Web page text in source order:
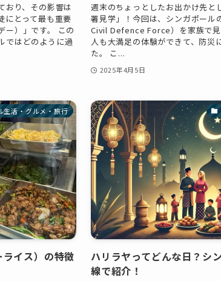
おり、その影響は
にとって最も重要
ー）」です。 この
ではどのように過
週末のちょっとしたお出かけ先と
署見学」！今回は、シンガポー
Civil Defence Force）を家族で
人も大満足の体験ができて、防災
た。 こ...
2025年4月5日
生活・グルメ・旅行
ライス）の特徴
ハリラヤってどんな日？シ
線で紹介！